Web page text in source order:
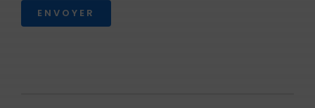
ENVOYER